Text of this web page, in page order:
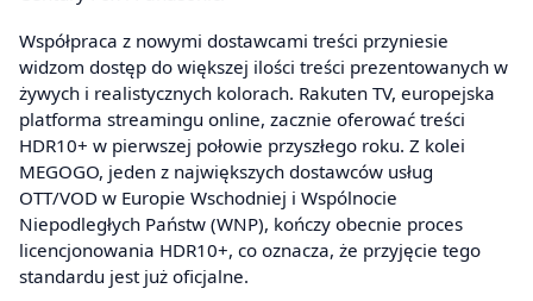
Współpraca z nowymi dostawcami treści przyniesie
widzom dostęp do większej ilości treści prezentowanych w
żywych i realistycznych kolorach. Rakuten TV, europejska
platforma streamingu online, zacznie oferować treści
HDR10+ w pierwszej połowie przyszłego roku. Z kolei
MEGOGO, jeden z największych dostawców usług
OTT/VOD w Europie Wschodniej i Wspólnocie
Niepodległych Państw (WNP), kończy obecnie proces
licencjonowania HDR10+, co oznacza, że przyjęcie tego
standardu jest już oficjalne.